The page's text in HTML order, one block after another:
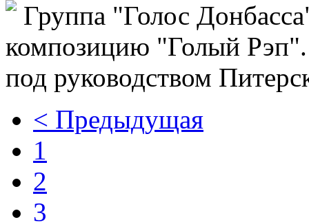
Группа "Голос
композицию "Голый
под руководством
< Предыдущая
1
2
3